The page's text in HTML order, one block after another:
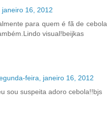
16, 2012
para quem é fã de cebola
visual!beijkas
feira, janeiro 16, 2012
sou suspeita adoro cebola!!bjs